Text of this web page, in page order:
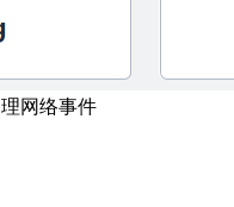
网络事件